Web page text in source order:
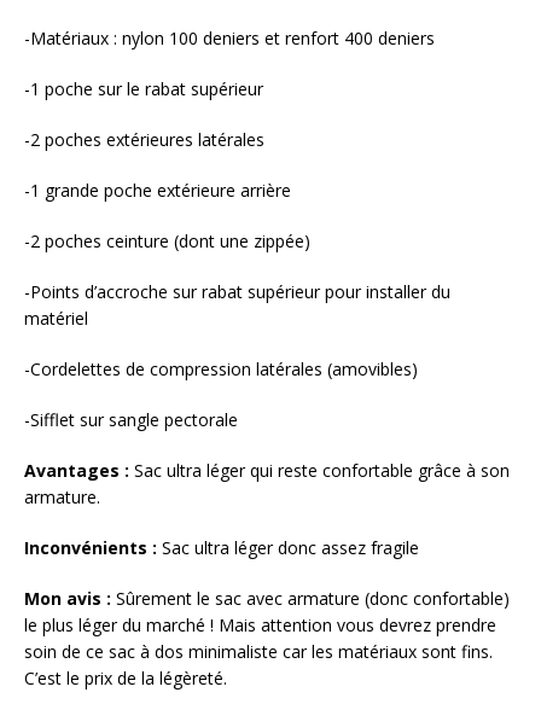
-Matériaux : nylon 100 deniers et renfort 400 deniers
-1 poche sur le rabat supérieur
-2 poches extérieures latérales
-1 grande poche extérieure arrière
-2 poches ceinture (dont une zippée)
-Points d’accroche sur rabat supérieur pour installer du
matériel
-Cordelettes de compression latérales (amovibles)
-Sifflet sur sangle pectorale
Avantages : Sac ultra léger qui reste confortable grâce à son
armature.
Inconvénients : Sac ultra léger donc assez fragile
Mon avis : Sûrement le sac avec armature (donc confortable)
le plus léger du marché ! Mais attention vous devrez prendre
soin de ce sac à dos minimaliste car les matériaux sont fins.
C’est le prix de la légèreté.